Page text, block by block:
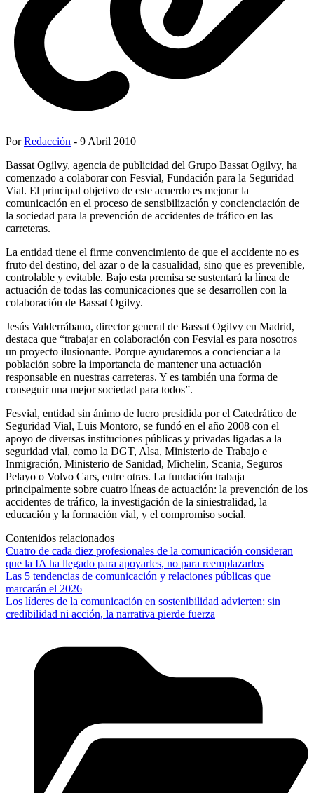
PorRedacción - 9 Abril 2010
Bassat Ogilvy, agencia de publicidad del Grupo Bassat Ogilvy, ha
comenzado a colaborar con Fesvial, Fundación para la Seguridad
Vial. El principal objetivo de este acuerdo es mejorar la
comunicación en el proceso de sensibilización y concienciación de
la sociedad para la prevención de accidentes de tráfico en las
carreteras.
La entidad tiene el firme convencimiento de que el accidente no es
fruto del destino, del azar o de la casualidad, sino que es prevenible,
controlable y evitable. Bajo esta premisa se sustentará la línea de
actuación de todas las comunicaciones que se desarrollen con la
colaboración de Bassat Ogilvy.
Jesús Valderrábano, director general de Bassat Ogilvy en Madrid,
destaca que “trabajar en colaboración con Fesvial es para nosotros
un proyecto ilusionante. Porque ayudaremos a concienciar a la
población sobre la importancia de mantener una actuación
responsable en nuestras carreteras. Y es también una forma de
conseguir una mejor sociedad para todos”.
Fesvial, entidad sin ánimo de lucro presidida por el Catedrático de
Seguridad Vial, Luis Montoro, se fundó en el año 2008 con el
apoyo de diversas instituciones públicas y privadas ligadas a la
seguridad vial, como la DGT, Alsa, Ministerio de Trabajo e
Inmigración, Ministerio de Sanidad, Michelin, Scania, Seguros
Pelayo o Volvo Cars, entre otras. La fundación trabaja
principalmente sobre cuatro líneas de actuación: la prevención de los
accidentes de tráfico, la investigación de la siniestralidad, la
educación y la formación vial, y el compromiso social.
Contenidos relacionados
Cuatro de cada diez profesionales de la comunicación consideran
que la IA ha llegado para apoyarles, no para reemplazarlos
Las 5 tendencias de comunicación y relaciones públicas que
marcarán el 2026
Los líderes de la comunicación en sostenibilidad advierten: sin
credibilidad ni acción, la narrativa pierde fuerza